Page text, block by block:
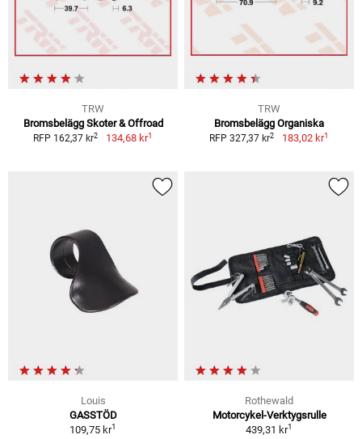
TRW
Bromsbelägg Skoter & Offroad
RFP 162,37 kr2 134,68 kr1
TRW
Bromsbelägg Organiska
RFP 327,37 kr2 183,02 kr1
Louis
GASSTÖD
109,75 kr1
Rothewald
Motorcykel-Verktygsrulle
439,31 kr1